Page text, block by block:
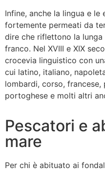
Infine, anche la lingua e le
fortemente permeati da
dire che riflettono la
franco. Nel XVIII e XIX
crocevia linguistico con
cui latino, italiano,
lombardi, corso,
portoghese e molti altri
Pescatori e
mare
Per chi è abituato ai